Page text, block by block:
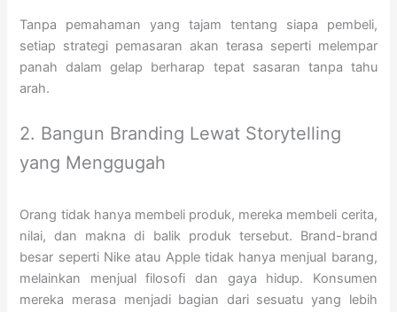
Tanpa pemahaman yang tajam tentang siapa pembeli,
setiap strategi pemasaran akan terasa seperti melempar
panah dalam gelap berharap tepat sasaran tanpa tahu
arah.
2. Bangun Branding Lewat Storytelling
yang Menggugah
Orang tidak hanya membeli produk, mereka membeli cerita,
nilai, dan makna di balik produk tersebut. Brand-brand
besar seperti Nike atau Apple tidak hanya menjual barang,
melainkan menjual filosofi dan gaya hidup. Konsumen
mereka merasa menjadi bagian dari sesuatu yang lebih